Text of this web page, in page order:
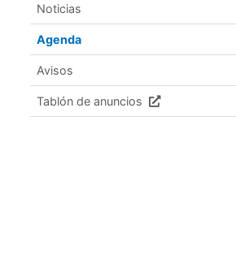
Noticias
Agenda
Avisos
Tablón de anuncios